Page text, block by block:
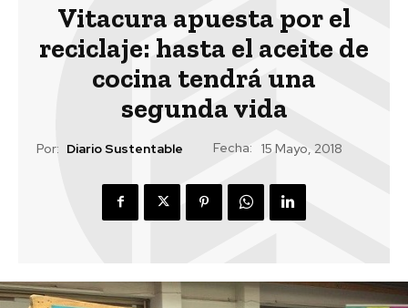
Vitacura apuesta por el
reciclaje: hasta el aceite de
cocina tendrá una
segunda vida
Por: Diario Sustentable Fecha: 15 Mayo, 2018